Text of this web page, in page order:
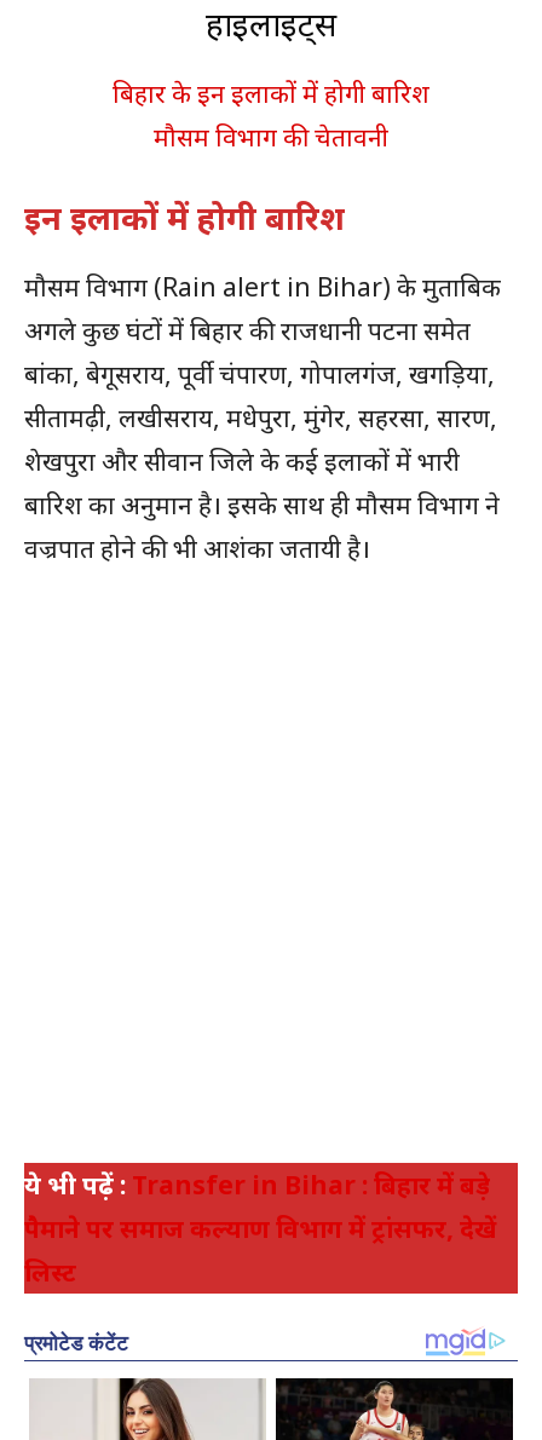
हाइलाइट्स
बिहार के इन इलाकों में होगी बारिश
मौसम विभाग की चेतावनी
इन इलाकों में होगी बारिश
मौसम विभाग (Rain alert in Bihar) के मुताबिक
अगले कुछ घंटों में बिहार की राजधानी पटना समेत
बांका, बेगूसराय, पूर्वी चंपारण, गोपालगंज, खगड़िया,
सीतामढ़ी, लखीसराय, मधेपुरा, मुंगेर, सहरसा, सारण,
शेखपुरा और सीवान जिले के कई इलाकों में भारी
बारिश का अनुमान है। इसके साथ ही मौसम विभाग ने
वज्रपात होने की भी आशंका जतायी है।
ये भी पढ़ें : Transfer in Bihar : बिहार में बड़े
पैमाने पर समाज कल्याण विभाग में ट्रांसफर, देखें
लिस्ट